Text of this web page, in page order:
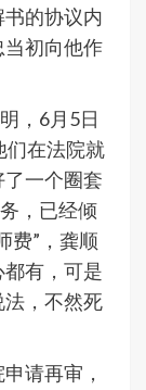
的协议内
初向他作
，6月5日
们在法院就
一个圈套
，已经倾
费”，龚顺
有，可是
，不然死
请再审，